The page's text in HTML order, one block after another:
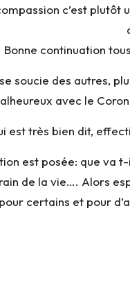
c’est
Bonne continuation
soucie des autres,
avec le
est très bien dit,
est posée: que
de la vie…. Alors
certains et pour